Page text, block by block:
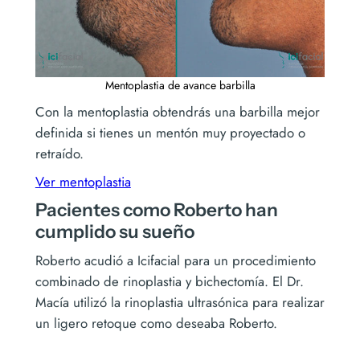
Mentoplastia de avance barbilla
Con la mentoplastia obtendrás una barbilla mejor
definida si tienes un mentón muy proyectado o
retraído.
Ver mentoplastia
Pacientes como Roberto han
cumplido su sueño
Roberto acudió a Icifacial para un procedimiento
combinado de rinoplastia y bichectomía. El Dr.
Macía utilizó la rinoplastia ultrasónica para realizar
un ligero retoque como deseaba Roberto.